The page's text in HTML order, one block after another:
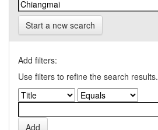
Start a new search
Add filters:
Use filters to refine the search results.